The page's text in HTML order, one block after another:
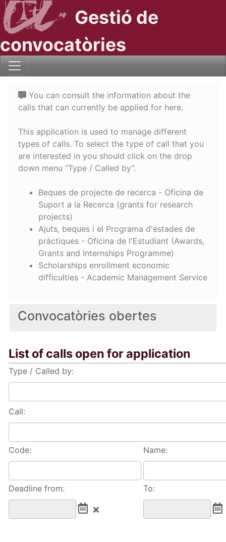
Gestió de
convocatòries
Convocatòries obertes
List of calls open for application
Type / Called by:
Call:
Code: Name:
Deadline from: To:
You can consult the information about the
calls that can currently be applied for here.
This application is used to manage different
types of calls. To select the type of call that you
are interested in you should click on the drop
down menu “Type / Called by”.
Beques de projecte de recerca - Oficina de
Suport a la Recerca (grants for research
projects)
Ajuts, beques i el Programa d'estades de
pràctiques - Oficina de l'Estudiant (Awards,
Grants and Internships Programme)
Scholarships enrollment economic
difficulties - Academic Management Service